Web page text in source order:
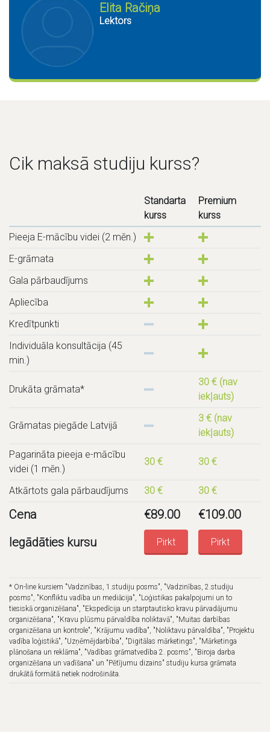
Elita Račiņa
Lektors
Cik maksā studiju kurss?
Standarta
kurss
Premium
kurss
Pieeja E-mācību videi (2 mēn.)
E-grāmata
Gala pārbaudījums
Apliecība
Kredītpunkti
Individuāla konsultācija (45
min.)
Drukāta grāmata*
30 € (nav
iekļauts)
Grāmatas piegāde Latvijā
3 € (nav
iekļauts)
Pagarināta pieeja e-mācību
videi (1 mēn.)
30 € 30 €
Atkārtots gala pārbaudījums 30 € 30 €
Cena €89.00 €109.00
Iegādāties kursu
Pirkt Pirkt
* On-line kursiem "Vadzinības, 1.studiju posms", "Vadzinības, 2.studiju
posms", "Konfliktu vadība un mediācija", "Loģistikas pakalpojumi un to
tiesiskā organizēšana", "Ekspedīcija un starptautisko kravu pārvadājumu
organizēšana", "Kravu plūsmu pārvaldība noliktavā", "Muitas darbības
organizēšana un kontrole", "Krājumu vadība", "Noliktavu pārvaldība", "Projektu
vadība loģistikā", "Uzņēmējdarbība", "Digitālas mārketings", "Mārketinga
plānošana un reklāma", "Vadības grāmatvedība 2. posms", "Biroja darba
organizēšana un vadīšana" un "Pētījumu dizains" studiju kursa grāmata
drukātā formātā netiek nodrošināta.